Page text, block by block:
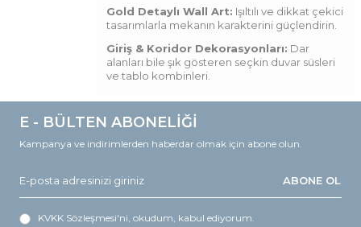
Gold Detaylı Wall Art: Işıltılı ve dikkat çekici
tasarımlarla mekanın karakterini güçlendirin.
Giriş & Koridor Dekorasyonları: Dar
alanları bile şık gösteren seçkin duvar süsleri
ve tablo kombinleri.
E - BÜLTEN ABONELİĞİ
Kampanya ve indirimlerden haberdar olmak için abone olun.
ABONE OL
KVKK Sözleşmesi'ni , okudum, kabul ediyorum.